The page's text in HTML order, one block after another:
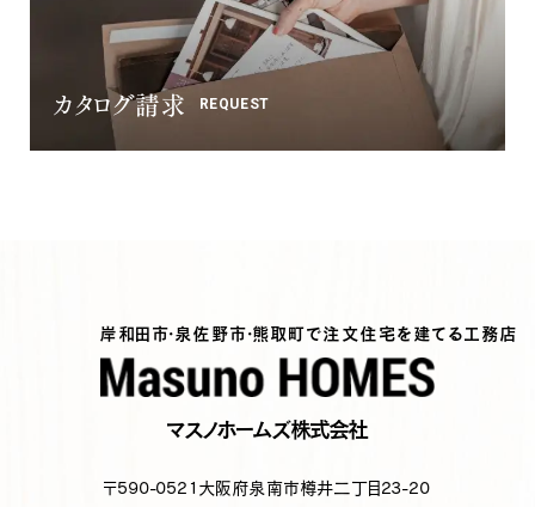
カタログ請求 REQUEST
岸和田市・泉佐野市・熊取町で注文住宅を建てる工務店
マスノホームズ株式会社
〒590-0521 大阪府泉南市樽井二丁目23-20